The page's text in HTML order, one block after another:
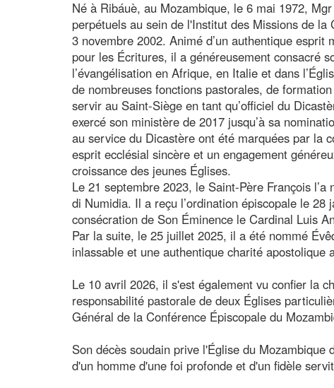
Né à Ribáuè, au Mozambique, le 6 mai 1972,
perpétuels au sein de l'Institut des Missions de
3 novembre 2002. Animé d’un authentique esprit
pour les Écritures, il a généreusement consacré
l’évangélisation en Afrique, en Italie et dans
de nombreuses fonctions pastorales, de
servir au Saint-Siège en tant qu’officiel du
exercé son ministère de 2017 jusqu’à sa
au service du Dicastère ont été marquées par la
esprit ecclésial sincère et un engagement
croissance des jeunes Églises.
Le 21 septembre 2023, le Saint-Père François
di Numidia. Il a reçu l’ordination épiscopale le
consécration de Son Éminence le Cardinal Luis
Par la suite, le 25 juillet 2025, il a été nommé
inlassable et une authentique charité apostolique
Le 10 avril 2026, il s'est également vu confier la
responsabilité pastorale de deux Églises
Général de la Conférence Épiscopale du
Son décès soudain prive l'Église du
d'un homme d'une foi profonde et d'un fidèle